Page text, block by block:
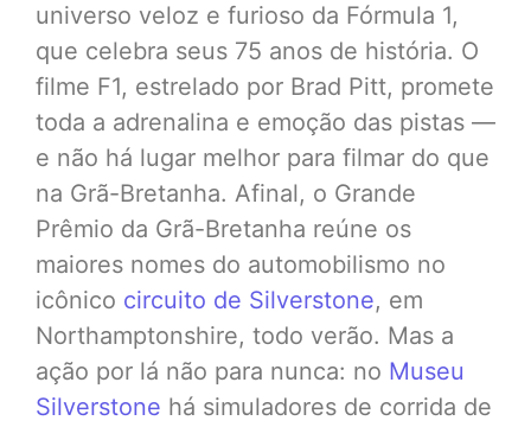
universo veloz e furioso da Fórmula 1,
que celebra seus 75 anos de história. O
filme F1, estrelado por Brad Pitt, promete
toda a adrenalina e emoção das pistas —
e não há lugar melhor para filmar do que
na Grã-Bretanha. Afinal, o Grande
Prêmio da Grã-Bretanha reúne os
maiores nomes do automobilismo no
icônico circuito de Silverstone, em
Northamptonshire, todo verão. Mas a
ação por lá não para nunca: no Museu
Silverstone há simuladores de corrida de